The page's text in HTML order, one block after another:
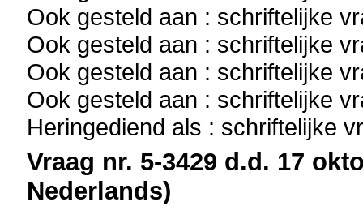
Ook gesteld aan : schriftelijke
Ook gesteld aan : schriftelijke
Ook gesteld aan : schriftelijke
Ook gesteld aan : schriftelijke
Heringediend als : schriftelijke
Vraag nr. 5-3429 d.d. 17
Nederlands)